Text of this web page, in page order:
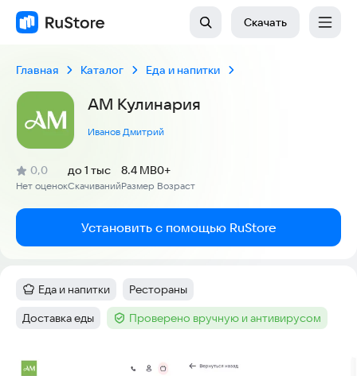
Скачать
Главная Каталог Еда и напитки
АМ Кулинария
Иванов Дмитрий
Рейтинг:
0,0
(
Нет оценок
)
Скачиваний
до 1 тыс
Размер
8.4 MB
Возраст
0+
Установить с помощью RuStore
Категория:
Еда и напитки Тег:
Рестораны
Тег:
Доставка еды Тег :Проверено вручную и антивирусом
Скриншоты